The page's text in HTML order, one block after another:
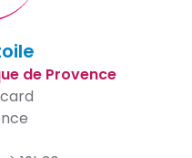
de Provence